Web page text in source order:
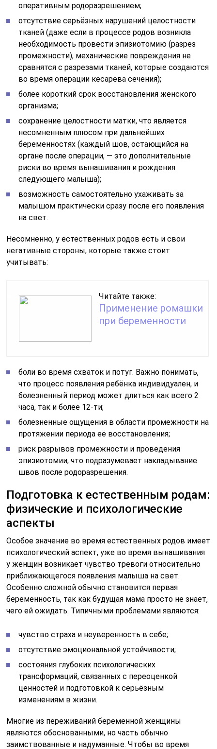
оперативным родоразрешением;
отсутствие серьёзных нарушений целостности
тканей (даже если в процессе родов возникла
необходимость провести эпизиотомию (разрез
промежности), механические повреждения не
сравнятся с разрезами тканей, которые создаются
во время операции кесарева сечения);
более короткий срок восстановления женского
организма;
сохранение целостности матки, что является
несомненным плюсом при дальнейших
беременностях (каждый шов, остающийся на
органе после операции, — это дополнительные
риски во время вынашивания и рождения
следующего малыша);
возможность самостоятельно ухаживать за
малышом практически сразу после его появления
на свет.
Несомненно, у естественных родов есть и свои
негативные стороны, которые также стоит
учитывать:
Читайте также:
Применение ромашки
при беременности
боли во время схваток и потуг. Важно понимать,
что процесс появления ребёнка индивидуален, и
болезненный период может длиться как всего 2
часа, так и более 12-ти;
болезненные ощущения в области промежности на
протяжении периода её восстановления;
риск разрывов промежности и проведения
эпизиотомии, что подразумевает накладывание
швов после родоразрешения.
Подготовка к естественным родам:
физические и психологические
аспекты
Особое значение во время естественных родов имеет
психологический аспект, уже во время вынашивания
у женщин возникает чувство тревоги относительно
приближающегося появления малыша на свет.
Особенно сложной обычно становится первая
беременность, так как будущая мама просто не знает,
чего ей ожидать. Типичными проблемами являются:
чувство страха и неуверенность в себе;
отсутствие эмоциональной устойчивости;
состояния глубоких психологических
трансформаций, связанных с переоценкой
ценностей и подготовкой к серьёзным
изменениям в жизни.
Многие из переживаний беременной женщины
являются обоснованными, но часть обычно
заимствованные и надуманные. Чтобы во время